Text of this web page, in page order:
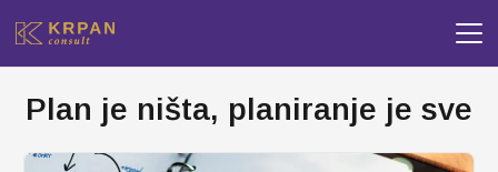
Plan je ništa, planiranje je sve